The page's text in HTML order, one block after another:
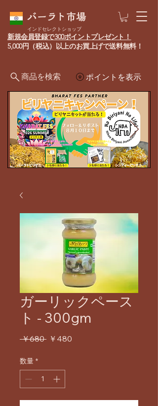
バーラト市場
ポイントを表示
新規会員登録で300ポイントプレゼント！
5,000円（税込）以上のお買上げで送料無料！
インドセレクトショップ
商品を検索
ガーリックペース
ト - 300gm
￥680 通
格
￥480
数量 *